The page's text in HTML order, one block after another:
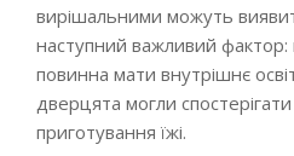
вирішальними можуть
наступний важливий фактор:
повинна мати внутрішнє
дверцята могли
приготування їжі.